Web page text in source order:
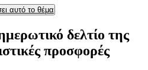
αυτό το θέμα
δελτίο της
προσφορές